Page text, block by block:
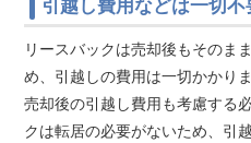
リースバックは売却後もそのま
め、引越しの費用は一切かかり
売却後の引越し費用も考慮する
クは転居の必要がないため、引